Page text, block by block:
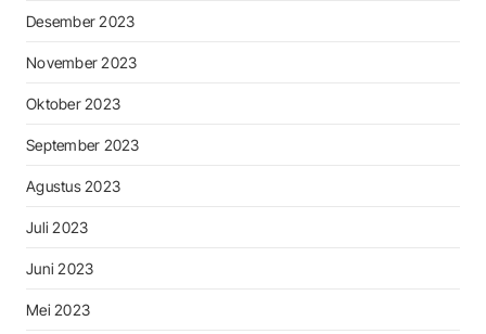
Desember 2023
November 2023
Oktober 2023
September 2023
Agustus 2023
Juli 2023
Juni 2023
Mei 2023